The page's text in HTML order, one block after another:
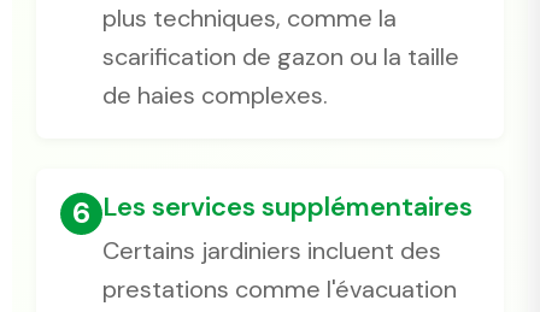
plus techniques, comme la
scarification de gazon ou la taille
de haies complexes.
6 Les services supplémentaires
Certains jardiniers incluent des
prestations comme l'évacuation